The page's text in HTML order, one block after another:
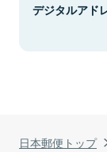
日本郵便トップ
デジタルアド